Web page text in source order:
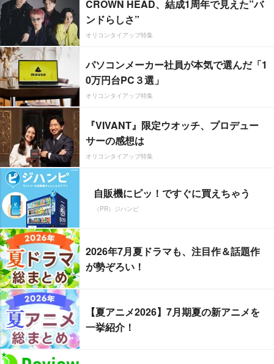
CROWN HEAD、結成1周年で見えた”バ
ンドらしさ”
オリコンタイアップ特集
パソコンメーカー社員が本気で選んだ「1
0万円台PC３選」
オリコンタイアップ特集
『VIVANT』限定ウオッチ、プロデュー
サーの感想は
オリコンタイアップ特集
自販機にピッ！ですぐに買えちゃう
（PR）ジハンピ
2026年7月夏ドラマも、注目作＆話題作
が勢ぞろい！
【夏アニメ2026】7月期夏の新アニメを
一挙紹介！